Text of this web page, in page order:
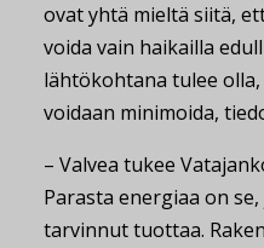
ovat yhtä mieltä siitä,
voida vain haikailla
lähtökohtana tulee
voidaan minimoida,
– Valvea tukee
Parasta energiaa on
tarvinnut tuottaa.